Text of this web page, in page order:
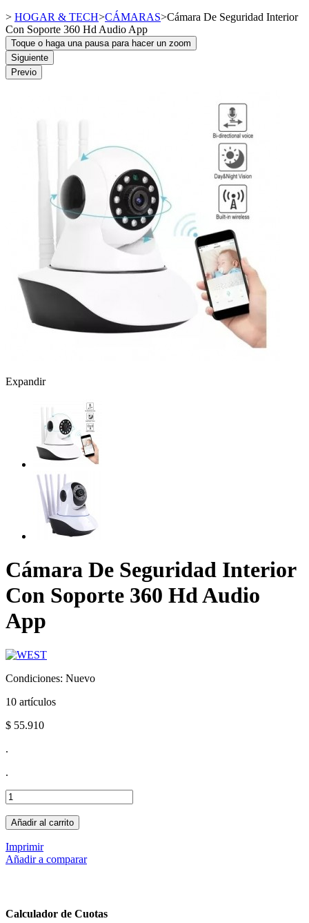
> HOGAR & TECH>CÁMARAS>Cámara De Seguridad Interior
Con Soporte 360 Hd Audio App
Toque o haga una pausa para hacer un zoom
Siguiente
Previo
Expandir
Cámara De Seguridad Interior
Con Soporte 360 Hd Audio
App
Condiciones: Nuevo
10 artículos
$ 55.910
.
.
Añadir al carrito
Imprimir
Añadir a comparar
Calculador de Cuotas